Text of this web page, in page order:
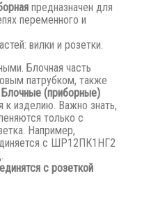
предназначен для
переменного и
вилки и розетки.
Блочная часть
патрубком, также
Блочные (приборные)
к изделию. Важно знать,
только с
Например,
с ШР12ПК1НГ2
с розеткой